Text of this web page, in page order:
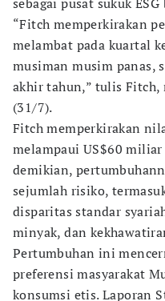
“Fitch memperkirakan
melambat pada kuartal
musiman musim panas,
akhir tahun,” tulis
(31/7).
Fitch memperkirakan
melampaui US$60
demikian,
sejumlah risiko,
disparitas standar
minyak, dan
Pertumbuhan ini
preferensi masyarakat
konsumsi etis. Laporan